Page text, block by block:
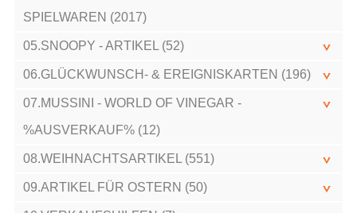
SPIELWAREN (2017)
05.SNOOPY - ARTIKEL (52)
06.GLÜCKWUNSCH- & EREIGNISKARTEN (196)
07.MUSSINI - WORLD OF VINEGAR -
%AUSVERKAUF% (12)
08.WEIHNACHTSARTIKEL (551)
09.ARTIKEL FÜR OSTERN (50)